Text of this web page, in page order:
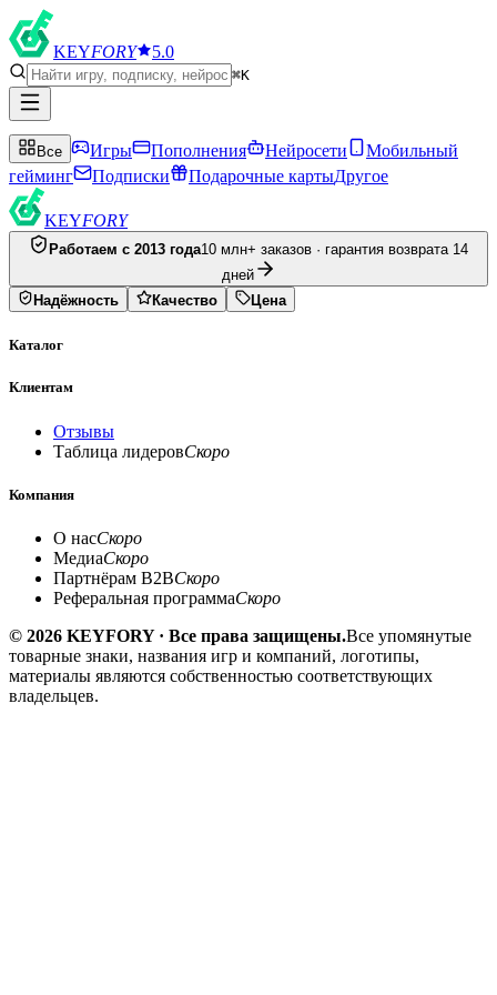
KEYFORY 5.0
⌘K
Все Игры Пополнения Нейросети
Мобильный
гейминг
Подписки Подарочные картыДругое
KEYFORY
Работаем с 2013 года10 млн+ заказов · гарантия возврата 14
дней
Надёжность
Качество Цена
Каталог
Клиентам
Отзывы
Таблица лидеровСкоро
Компания
О насСкоро
МедиаСкоро
Партнёрам B2BСкоро
Реферальная программаСкоро
© 2026 KEYFORY · Все права защищены.Все упомянутые
товарные знаки, названия игр и компаний, логотипы,
материалы являются собственностью соответствующих
владельцев.